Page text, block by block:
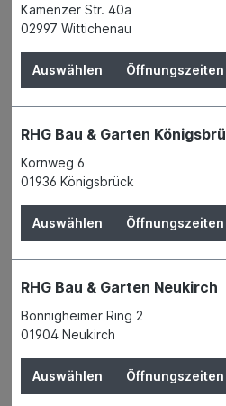
mm
Der Preis wird erst nach Wahl
Kamenzer Str. 40a
02997 Wittichenau
Auswählen Öffnungszeiten
RHG Bau & Garten
Kornweg 6
01936 Königsbrück
Auswählen Öffnungszeiten
RHG Bau & Garten Neukirch
Bönnigheimer Ring 2
01904 Neukirch
Auswählen Öffnungszeiten